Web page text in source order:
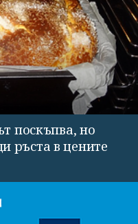
поскъпва, но
ръста в цените